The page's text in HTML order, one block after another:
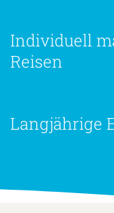
Individuell
Reisen
Langjährige